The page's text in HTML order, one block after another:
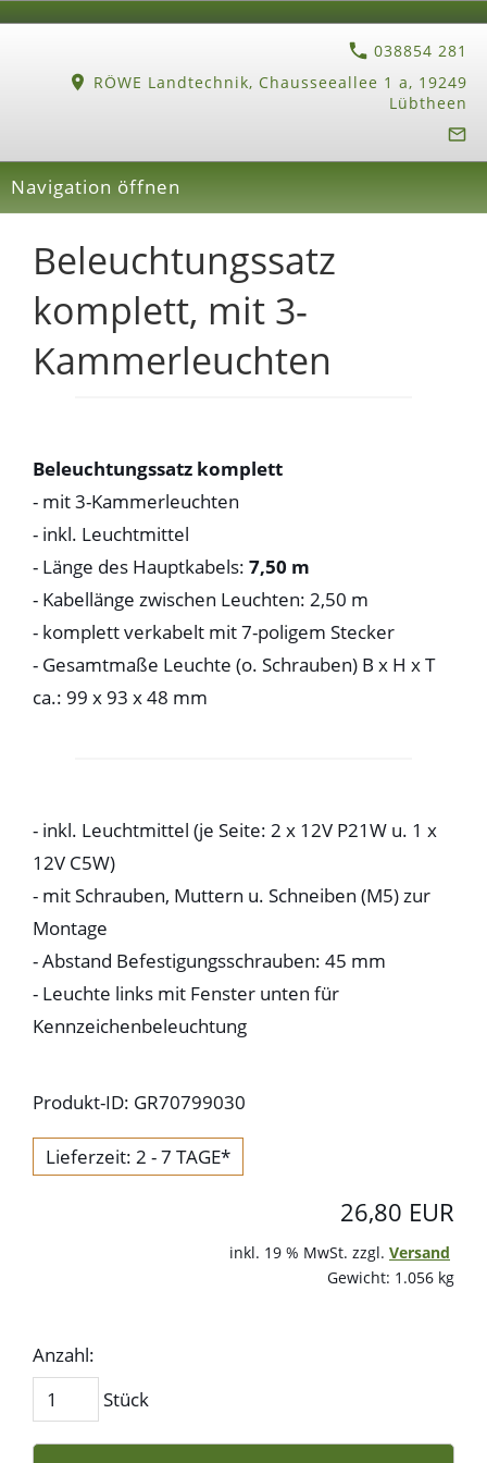
038854 281
RÖWE Landtechnik, Chausseeallee 1 a, 19249
Lübtheen
Navigation öffnen
Beleuchtungssatz
komplett, mit 3-
Kammerleuchten
Beleuchtungssatz komplett
- mit 3-Kammerleuchten
- inkl. Leuchtmittel
- Länge des Hauptkabels: 7,50 m
- Kabellänge zwischen Leuchten: 2,50 m
- komplett verkabelt mit 7-poligem Stecker
- Gesamtmaße Leuchte (o. Schrauben) B x H x T
ca.: 99 x 93 x 48 mm
- inkl. Leuchtmittel (je Seite: 2 x 12V P21W u. 1 x
12V C5W)
- mit Schrauben, Muttern u. Schneiben (M5) zur
Montage
- Abstand Befestigungsschrauben: 45 mm
- Leuchte links mit Fenster unten für
Kennzeichenbeleuchtung
Produkt-ID: GR70799030
Lieferzeit: 2 - 7 TAGE*
26,80 EUR
inkl. 19 % MwSt. zzgl. Versand
Gewicht: 1.056 kg
Anzahl:
Stück